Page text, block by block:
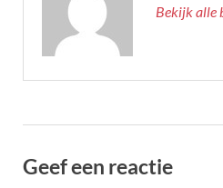
Bekijk alle
Geef een reactie